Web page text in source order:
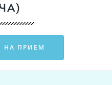
НА ПРИЕМ